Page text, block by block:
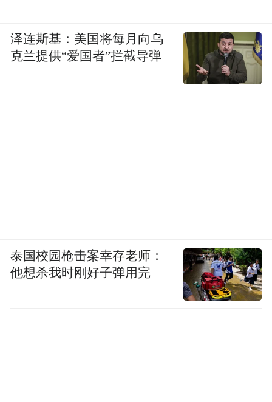
泽连斯基：美国将每月向乌
克兰提供“爱国者”拦截导弹
泰国校园枪击案幸存老师：
他想杀我时刚好子弹用完